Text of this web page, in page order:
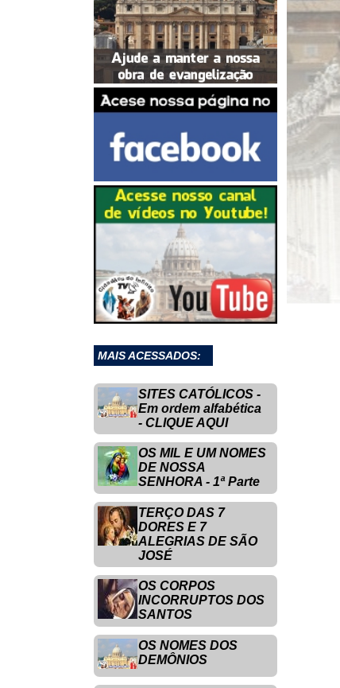
MAIS ACESSADOS:
SITES CATÓLICOS -
Em ordem alfabética
- CLIQUE AQUI
OS MIL E UM NOMES
DE NOSSA
SENHORA - 1ª Parte
TERÇO DAS 7
DORES E 7
ALEGRIAS DE SÃO
JOSÉ
OS CORPOS
INCORRUPTOS DOS
SANTOS
OS NOMES DOS
DEMÔNIOS